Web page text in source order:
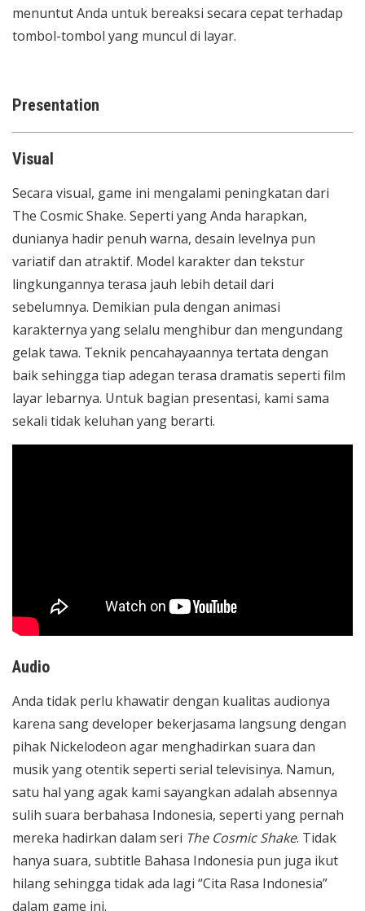
menuntut Anda untuk bereaksi secara cepat terhadap
tombol-tombol yang muncul di layar.
Presentation
Visual
Secara visual, game ini mengalami peningkatan dari
The Cosmic Shake. Seperti yang Anda harapkan,
dunianya hadir penuh warna, desain levelnya pun
variatif dan atraktif. Model karakter dan tekstur
lingkungannya terasa jauh lebih detail dari
sebelumnya. Demikian pula dengan animasi
karakternya yang selalu menghibur dan mengundang
gelak tawa. Teknik pencahayaannya tertata dengan
baik sehingga tiap adegan terasa dramatis seperti film
layar lebarnya. Untuk bagian presentasi, kami sama
sekali tidak keluhan yang berarti.
Audio
Anda tidak perlu khawatir dengan kualitas audionya
karena sang developer bekerjasama langsung dengan
pihak Nickelodeon agar menghadirkan suara dan
musik yang otentik seperti serial televisinya. Namun,
satu hal yang agak kami sayangkan adalah absennya
sulih suara berbahasa Indonesia, seperti yang pernah
mereka hadirkan dalam seri The Cosmic Shake. Tidak
hanya suara, subtitle Bahasa Indonesia pun juga ikut
hilang sehingga tidak ada lagi “Cita Rasa Indonesia”
dalam game ini.